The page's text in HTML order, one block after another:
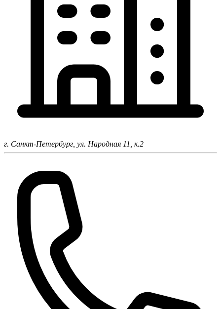
г. Санкт-Петербург, ул. Народная 11, к.2